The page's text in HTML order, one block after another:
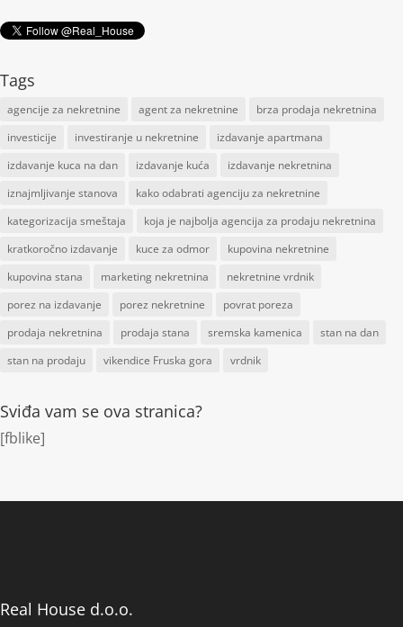
Tags
agencije za nekretnine agent za nekretnine
brza prodaja nekretnina
investicije
investiranje u nekretnine
izdavanje apartmana
izdavanje kuca na dan
izdavanje kuća
izdavanje nekretnina
iznajmljivanje stanova
kako odabrati agenciju za nekretnine
kategorizacija smeštaja
koja je najbolja agencija za prodaju nekretnina
kratkoročno izdavanje
kuce za odmor
kupovina nekretnine
kupovina stana
marketing nekretnina
nekretnine vrdnik
porez na izdavanje
porez nekretnine
povrat poreza
prodaja nekretnina
prodaja stana sremska kamenica
stan na dan
stan na prodaju
vikendice Fruska gora vrdnik
Sviđa vam se ova stranica?
[fblike]
Real House d.o.o.